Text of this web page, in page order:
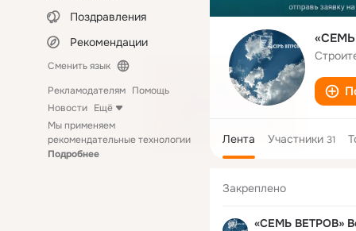
Поздравления
Рекомендации
Сменить язык
Рекламодателям Помощь
Новости Ещё
Мы применяем
рекомендательные технологии
Подробнее
«СЕМЬ
Лента Участники 31
Закреплено
«СЕМЬ ВЕТРОВ»